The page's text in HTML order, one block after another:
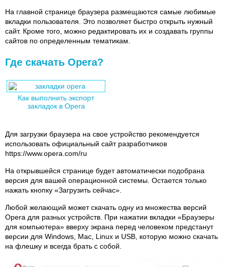
На главной странице браузера размещаются самые любимые
вкладки пользователя. Это позволяет быстро открыть нужный
сайт. Кроме того, можно редактировать их и создавать группы
сайтов по определенным тематикам.
Где скачать Opera?
Как выполнить экспорт
закладок в Opera
Для загрузки браузера на свое устройство рекомендуется
использовать официальный сайт разработчиков
https://www.opera.com/ru
На открывшейся странице будет автоматически подобрана
версия для вашей операционной системы. Остается только
нажать кнопку «Загрузить сейчас».
Любой желающий может скачать одну из множества версий
Opera для разных устройств. При нажатии вкладки «Браузеры
для компьютера» вверху экрана перед человеком предстанут
версии для Windows, Mac, Linux и USB, которую можно скачать
на флешку и всегда брать с собой.